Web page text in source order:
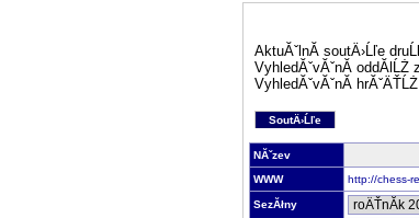
AktuĂˇlnĂ­ soutÄ›Ĺľe
VyhledĂˇvĂˇnĂ­ oddĂ­lĹŻ
VyhledĂˇvĂˇnĂ­
SoutÄ›Ĺľe
NĂˇzev
WWW http://chess-
SezĂłny